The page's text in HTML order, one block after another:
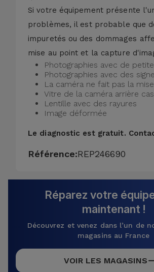
Si votre équipement présente
problèmes, il est probable que
impuretés ou des dommages
mise au point et la capture
Photographies avec de
Photographies avec des
La caméra ne fait pas la
Vitre de la caméra arrière
Lentille avec des rayures
Image déformée
Le diagnostic est gratuit.
Référence:REP246690
Réparez votre
maintenant !
Découvrez et venez dans l’un de
magasins au France
VOIR LES MAGASINS